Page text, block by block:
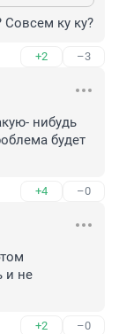
Совсем ку ку?
+2 –3
нибудь
будет
+4 –0
и не
+2 –0